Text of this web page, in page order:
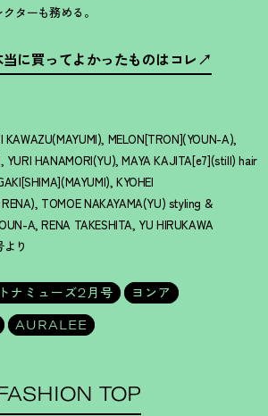
ターも務める。
に買ってよかったものはコレ
MELON[TRON](YOUN-A),
YURI HANAMORI(YU), MAYA KAJITA[e7](still) hair
KYOHEI
TOMOE NAKAYAMA(YU) styling &
A, RENA TAKESHITA, YU HIRUKAWA
り
ナミューズ2月号
ヨンア
AURALEE
TOP